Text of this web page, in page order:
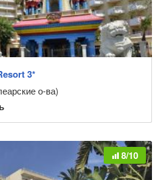
3*
о-ва)
8/10